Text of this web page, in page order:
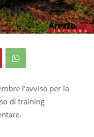
l’avviso per la
di training